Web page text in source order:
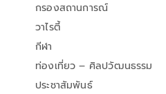
กรองสถานการณ์
วาไรตี้
กีฬา
ท่องเที่ยว – ศิลปวัฒนธรรม
ประชาสัมพันธ์